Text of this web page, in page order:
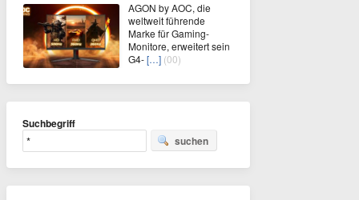
AGON by AOC, die
weltweit führende
Marke für Gaming-
Monitore, erweitert sein
G4-[…] (00)
Suchbegriff
suchen